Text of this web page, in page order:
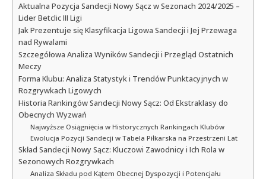
Aktualna Pozycja Sandecji Nowy Sącz w Sezonach 2024/2025 –
Lider Betclic III Ligi
Jak Prezentuje się Klasyfikacja Ligowa Sandecji i Jej Przewaga
nad Rywalami
Szczegółowa Analiza Wyników Sandecji i Przegląd Ostatnich
Meczy
Forma Klubu: Analiza Statystyk i Trendów Punktacyjnych w
Rozgrywkach Ligowych
Historia Rankingów Sandecji Nowy Sącz: Od Ekstraklasy do
Obecnych Wyzwań
Najwyższe Osiągnięcia w Historycznych Rankingach Klubów
Ewolucja Pozycji Sandecji w Tabela Piłkarska na Przestrzeni Lat
Skład Sandecji Nowy Sącz: Kluczowi Zawodnicy i Ich Rola w
Sezonowych Rozgrywkach
Analiza Składu pod Kątem Obecnej Dyspozycji i Potencjału